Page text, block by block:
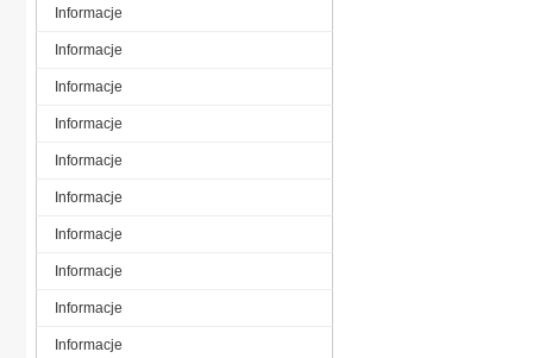
Informacje
Informacje
Informacje
Informacje
Informacje
Informacje
Informacje
Informacje
Informacje
Informacje